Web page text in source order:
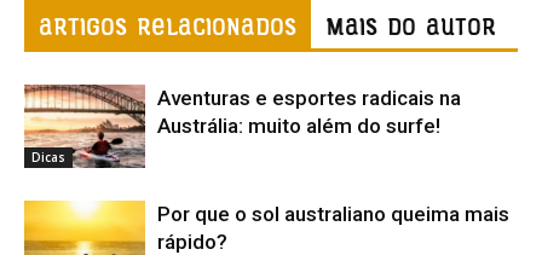
ARTIGOS RELACIONADOS Mais do autor
Dicas
Aventuras e esportes radicais na
Austrália: muito além do surfe!
Por que o sol australiano queima mais
rápido?